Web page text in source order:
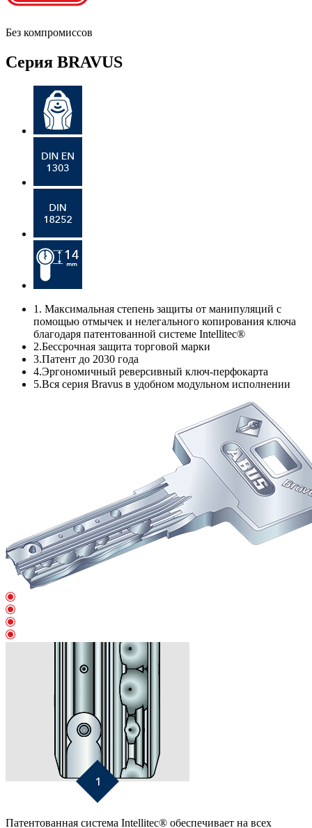
Без компромиссов
Серия BRAVUS
1. Максимальная степень защиты от манипуляций с
помощью отмычек и нелегального копирования ключа
благодаря патентованной системе Intellitec®
2.Бессрочная защита торговой марки
3.Патент до 2030 года
4.Эргономичный реверсивный ключ-перфокарта
5.Вся серия Bravus в удобном модульном исполнении
Патентованная система Intellitec® обеспечивает на всех